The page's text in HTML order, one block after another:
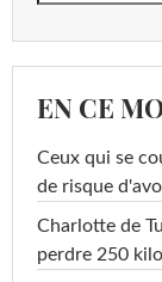
EN CE
Ceux qui se
de risque
Charlotte de
perdre 250